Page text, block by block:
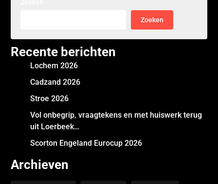
Zoeken
Recente berichten
Lochem 2026
Cadzand 2026
Stroe 2026
Vol onbegrip, vraagtekens en met huiswerk terug
uit Loerbeek…
Scorton Engeland Eurocup 2026
Archieven